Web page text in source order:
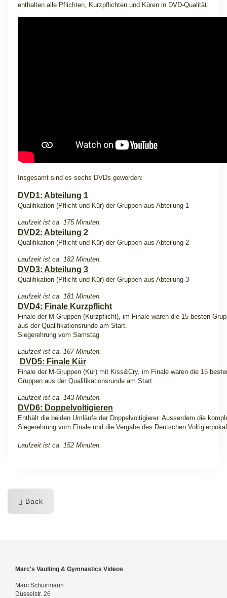
enthalten alle Pflichten, Kurzpflichten und Küren in DVD-Qualität.
Insgesamt sind es sechs DVDs geworden:
DVD1: Abteilung 1
Qualifikation (Pflicht und Kür) der Gruppen aus Abteilung 1
Laufzeit ist ca. 175 Minuten.
DVD2: Abteilung 2
Qualifikation (Pflicht und Kür) der Gruppen aus Abteilung 2
Laufzeit ist ca. 182 Minuten.
DVD3: Abteilung 3
Qualifikation (Pflicht und Kür) der Gruppen aus Abteilung 3
Laufzeit ist ca. 181 Minuten.
DVD4: Finale Kurzpflicht
Finale der M-Gruppen (Kurzpflicht), im Finale waren die 15 besten
aus der Qualifikationsrunde am Start.
Siegerehrung vom Samstag
Laufzeit ist ca. 167 Minuten.
DVD5: Finale Kür
Finale der M-Gruppen (Kür) mit Kiss&Cry, im Finale waren die 15
Gruppen aus der Qualifikationsrunde am Start.
Laufzeit ist ca. 143 Minuten.
DVD6: Doppelvoltigieren
Enthält die beiden Umläufe der Doppelvoltigierer. Ausserdem die
Siegerehrung vom Finale und die Vergabe des Deutschen
Laufzeit ist ca. 152 Minuten.
Back
Marc's Vaulting & Gymnastics Videos
Marc Schuirmann
Düsselstr. 26